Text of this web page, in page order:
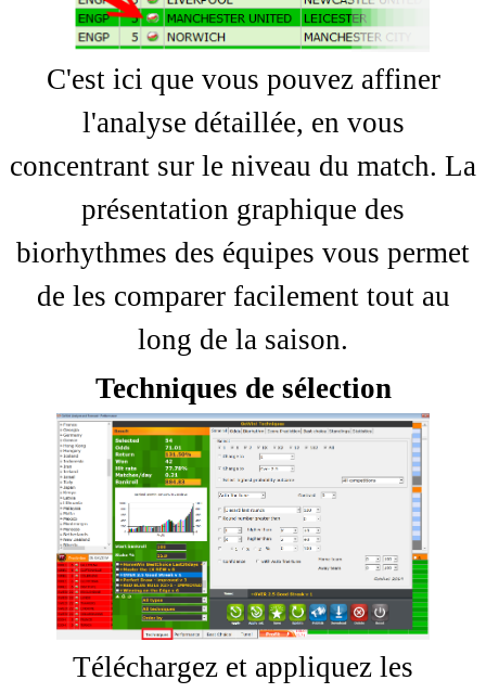
C'est ici que vous pouvez affiner
l'analyse détaillée, en vous
concentrant sur le niveau du match. La
présentation graphique des
biorhythmes des équipes vous permet
de les comparer facilement tout au
long de la saison.
Techniques de sélection
Téléchargez et appliquez les